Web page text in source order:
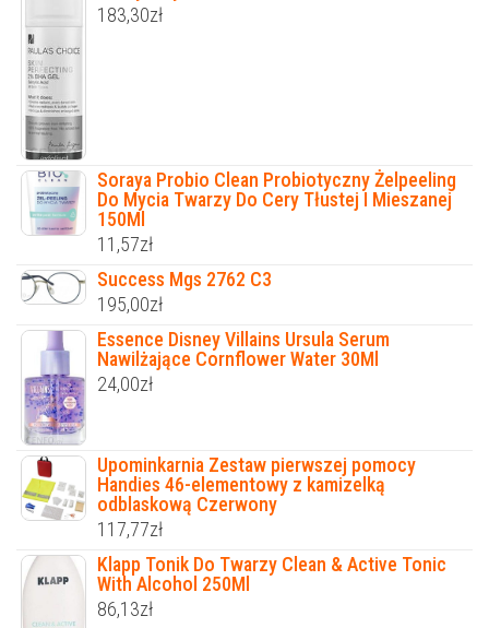
183,30zł
Soraya Probio Clean Probiotyczny Żelpeeling
Do Mycia Twarzy Do Cery Tłustej I Mieszanej
150Ml
11,57zł
Success Mgs 2762 C3
195,00zł
Essence Disney Villains Ursula Serum
Nawilżające Cornflower Water 30Ml
24,00zł
Upominkarnia Zestaw pierwszej pomocy
Handies 46-elementowy z kamizelką
odblaskową Czerwony
117,77zł
Klapp Tonik Do Twarzy Clean & Active Tonic
With Alcohol 250Ml
86,13zł